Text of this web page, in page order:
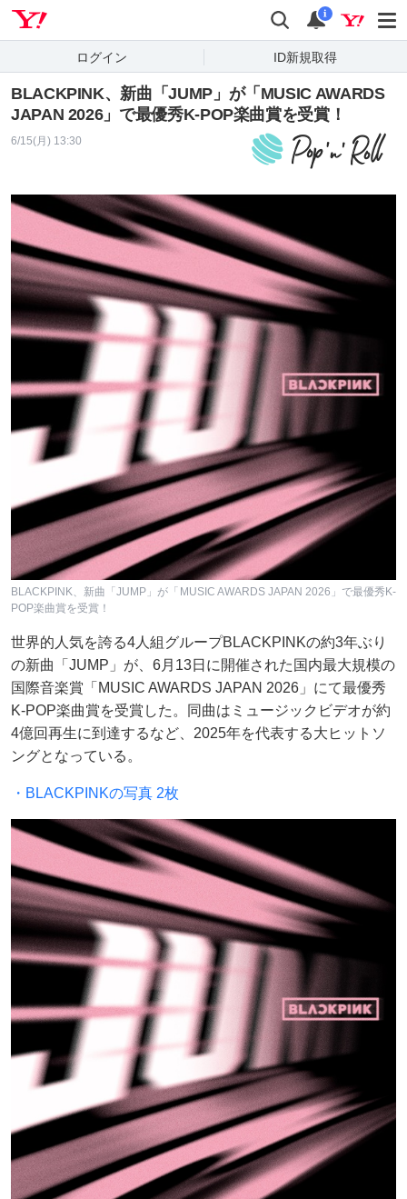
検索 通知
i
ログイン ID新規取得
BLACKPINK、新曲「JUMP」が「MUSIC AWARDS
JAPAN 2026」で最優秀K-POP楽曲賞を受賞！
6/15(月) 13:30
BLACKPINK、新曲「JUMP」が「MUSIC AWARDS JAPAN 2026」で最優秀K-
POP楽曲賞を受賞！
世界的人気を誇る4人組グループBLACKPINKの約3年ぶり
の新曲「JUMP」が、6月13日に開催された国内最大規模の
国際音楽賞「MUSIC AWARDS JAPAN 2026」にて最優秀
K-POP楽曲賞を受賞した。同曲はミュージックビデオが約
4億回再生に到達するなど、2025年を代表する大ヒットソ
ングとなっている。
・BLACKPINKの写真 2枚